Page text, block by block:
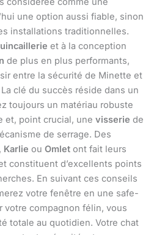
une option aussi fiable, sinon
installations traditionnelles.
et à la conception
de plus en plus performants,
entre la sécurité de Minette et
clé du succès réside dans un
toujours un matériau robuste
et, point crucial, une visserie de
de serrage. Des
, Karlie ou Omlet ont fait leurs
constituent d’excellents points
En suivant ces conseils
votre fenêtre en une safe-
votre compagnon félin, vous
totale au quotidien. Votre chat